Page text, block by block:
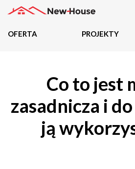
Działki
Kredyty
OFERTA PROJEKTY
Co to jest
zasadnicza i
ją